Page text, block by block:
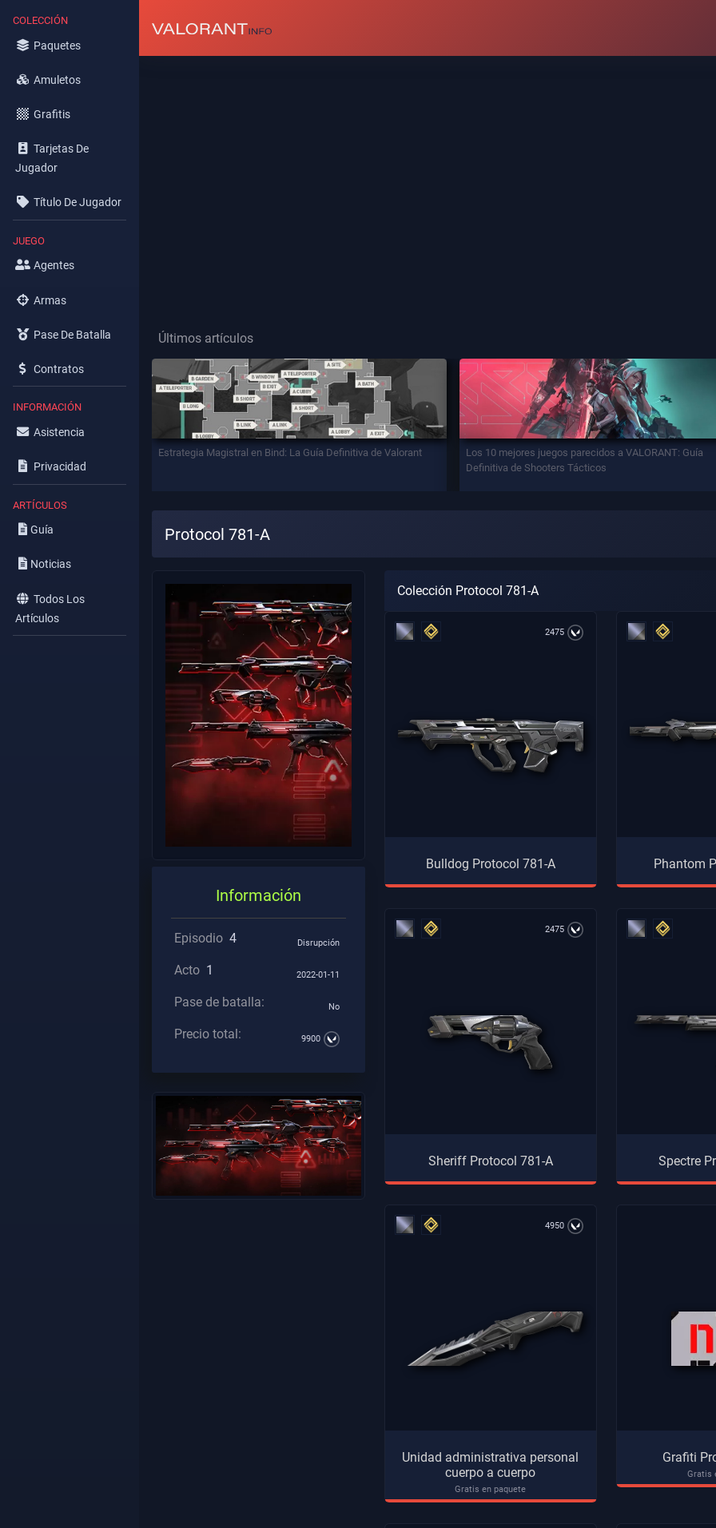
COLECCIÓN
Paquetes
Amuletos
Grafitis
Tarjetas De
Jugador
Título De Jugador
JUEGO
Agentes
Armas
Pase De Batalla
Contratos
INFORMACIÓN
Asistencia
Privacidad
ARTÍCULOS
Guía
Noticias
Todos Los
Artículos
Últimos artículos
Estrategia Magistral en Bind: La Guía Definitiva de Valorant
Los 10 mejores juegos parecidos a VALORANT: Guía
Definitiva de Shooters Tácticos
Protocol 781-A
Información
Episodio 4 Disrupción
Acto 1 2022-01-11
Pase de batalla: No
Precio total: 9900
Colección Protocol 781-A
2475
Bulldog Protocol 781-A Phantom
2475
Sheriff Protocol 781-A Spectre
4950
Unidad administrativa personal
cuerpo a cuerpo
Gratis en paquete
Grafiti
Gratis